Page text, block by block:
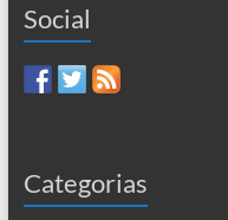
Social
Categorias